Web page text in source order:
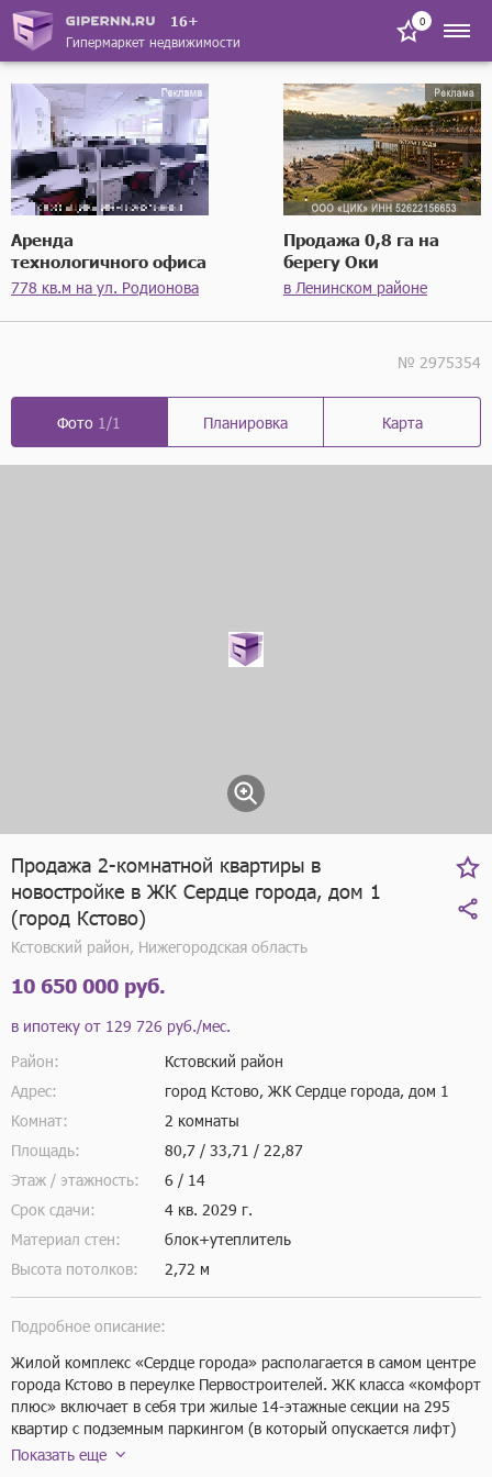
16+
Гипермаркет недвижимости
0
Аренда
технологичного офиса
778 кв.м на ул. Родионова
Продажа 0,8 га на
берегу Оки
в Ленинском районе
№ 2975354
Фото 1/1 Планировка Карта
Продажа 2-комнатной квартиры в
новостройке в ЖК Сердце города, дом 1
(город Кстово)
Кстовский район, Нижегородская область
10 650 000 руб.
в ипотеку от 129 726 руб./мес.
Район:
Кстовский район
Адрес:
город Кстово, ЖК Сердце города, дом 1
Комнат:
2 комнаты
Площадь:
80,7 / 33,71 / 22,87
Этаж / этажность:
6 / 14
Срок сдачи:
4 кв. 2029 г.
Материал стен:
блок+утеплитель
Высота потолков:
2,72 м
Подробное описание:
Жилой комплекс «Сердце города» располагается в самом центре
города Кстово в переулке Первостроителей. ЖК класса «комфорт
плюс» включает в себя три жилые 14-этажные секции на 295
квартир с подземным паркингом (в который опускается лифт)
на 179 машино-мест. Плюс в подземном этаже расположены 38
Показать еще